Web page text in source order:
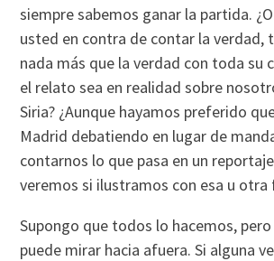
siempre sabemos ganar la partida.
usted en contra de contar la verdad,
nada más que la verdad con toda su
el relato sea en realidad sobre
Siria? ¿Aunque hayamos preferido
Madrid debatiendo en lugar de
contarnos lo que pasa en un
veremos si ilustramos con esa u
Supongo que todos lo hacemos,
puede mirar hacia afuera. Si alguna